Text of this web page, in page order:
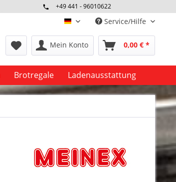
+49 441 - 96010622
deutsch Service/Hilfe
Mein Konto 0,00 € *
Brotregale Ladenausstattung